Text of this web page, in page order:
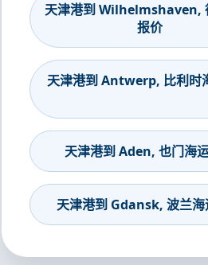
天津港到 Wilhelmshaven,
报价
天津港到 Antwerp, 比利时
天津港到 Aden, 也门海
天津港到 Gdansk, 波兰海